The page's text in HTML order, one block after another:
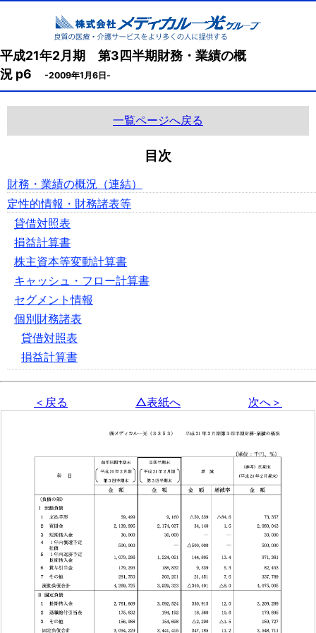
平成21年2月期 第3四半期財務・業績の概
況 p6
-2009年1月6日-
一覧ページへ戻る
目次
財務・業績の概況（連結）
定性的情報・財務諸表等
貸借対照表
損益計算書
株主資本等変動計算書
キャッシュ・フロー計算書
セグメント情報
個別財務諸表
貸借対照表
損益計算書
＜戻る △表紙へ 次へ＞